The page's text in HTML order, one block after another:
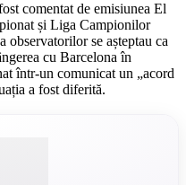
comentat de emisiunea El
și Liga Campionilor
observatorilor se așteptau ca
cu Barcelona în
într-un comunicat un „acord
a fost diferită.